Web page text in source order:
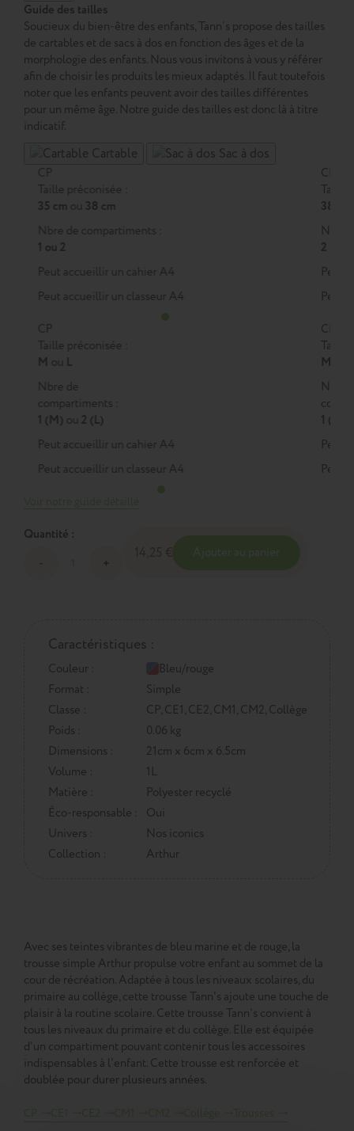
Guide des tailles
Soucieux du bien-être des enfants, Tann’s propose des tailles
de cartables et de sacs à dos en fonction des âges et de la
morphologie des enfants. Nous vous invitons à vous y référer
afin de choisir les produits les mieux adaptés. Il faut toutefois
noter que les enfants peuvent avoir des tailles différentes
pour un même âge. Notre guide des tailles est donc là à titre
indicatif.
Cartable Sac à dos
CP
Taille préconisée :
35 cm ou 38 cm
Nbre de compartiments :
1 ou 2
Peut accueillir un cahier A4
Peut accueillir un classeur A4
CE1
Taille
38 cm
Nbre
2
Peut
Peut
CP
Taille préconisée :
M ou L
Nbre de
compartiments :
1 (M) ou 2 (L)
Peut accueillir un cahier A4
Peut accueillir un classeur A4
CE1
Taille
M
Nbre
1 (M)
Peut
Peut
Quantité :
Caractéristiques :
Couleur :
Bleu/rouge
Format :
Simple
Classe :
CP, CE1, CE2, CM1, CM2, Collège
Poids :
0.06 kg
Dimensions :
21cm x 6cm x 6.5cm
Volume :
1L
Matière :
Polyester recyclé
Éco-responsable :
Oui
Univers :
Nos iconics
Collection :
Arthur
Avec ses teintes vibrantes de bleu marine et de rouge, la
trousse simple Arthur propulse votre enfant au sommet de la
cour de récréation. Adaptée à tous les niveaux scolaires, du
primaire au collège, cette trousse Tann's ajoute une touche de
plaisir à la routine scolaire. Cette trousse Tann's convient à
tous les niveaux du primaire et du collège. Elle est équipée
d'un compartiment pouvant contenir tous les accessoires
indispensables à l'enfant. Cette trousse est renforcée et
doublée pour durer plusieurs années.